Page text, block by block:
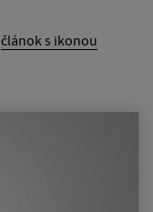
článok s ikonou